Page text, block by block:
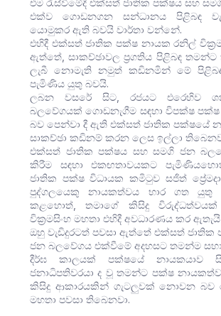
එම රැස්වීමේදී එක්සත් ජාතික පක්ෂය සහ
එක්ව ගොඩනගන සන්ධානය පිළිබඳ
යොමුකර ඇති බවයි වාර්තා වන්නේ.
එහිදී එක්සත් ජාතික පක්ෂ නායක රනිල්
ඇත්තේ, සාකච්ඡාවල ප්‍රගතිය පිළිබඳ තමන්ට
ලැබී නොමැති නමුත් කඩිනමින් මේ
පැමිණිය යුතු බවයි.
ලබන වසරේ සිට, රජයට එරෙහිව
බලවේගයක් ගොඩනැගීම සඳහා විපක්ෂ
බව පෙන්වා දී ඇති එක්සත් ජාතික පක්ෂයේ
සාකච්ඡා කඩිනම් කරන ලෙස ඉල්ලා
එක්සත් ජාතික පක්ෂය සහ සමගි ජන
කිරීම සඳහා එකඟතාවයකට
ජාතික පක්ෂ විධායක කමිටුව සජිත්
පුද්ගලයෙකු නායකත්වය භාර ගත යුතු
කළහොත්, තමාගේ කිසිදු
වික්‍රමසිංහ මහතා එහිදී අවධාරණය කර ඇතැයි
ඔහු වැඩිදුරටත් පවසා ඇත්තේ එක්සත් ජාතික
ජන බලවේගය එක්වීමේ අදහසට තමන්ම
දීර්ඝ කාලයක් පක්ෂයේ නායකයාව
ජනාධිපතිවරයා ද වූ තමන්ට පක්ෂ
කිසිදු ආකාරයකින් ගැටලුවක් නොවන බව
මහතා පවසා තිබෙනවා.